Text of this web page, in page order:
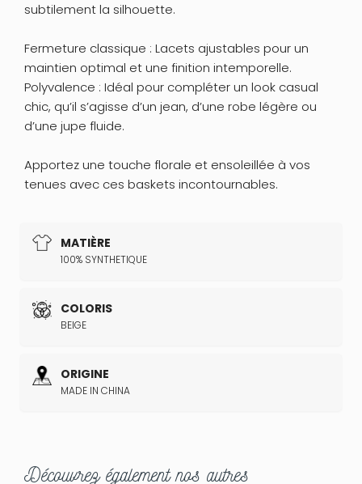
MATIÈRE
100% SYNTHETIQUE
COLORIS
BEIGE
ORIGINE
MADE IN CHINA
subtilement la silhouette.
Fermeture classique : Lacets ajustables pour un
maintien optimal et une finition intemporelle.
Polyvalence : Idéal pour compléter un look casual
chic, qu’il s’agisse d’un jean, d’une robe légère ou
d’une jupe fluide.
Apportez une touche florale et ensoleillée à vos
tenues avec ces baskets incontournables.
Découvrez également nos autres